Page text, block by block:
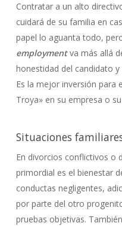
Contratar a un alto
cuidará de su familia en
papel lo aguanta todo,
employmentva más allá
honestidad del candidato
Es la mejor inversión para
Troya» en su empresa o
Situaciones
En divorcios conflictivos o
primordial es el bienestar
conductas negligentes,
por parte del otro
pruebas objetivas.